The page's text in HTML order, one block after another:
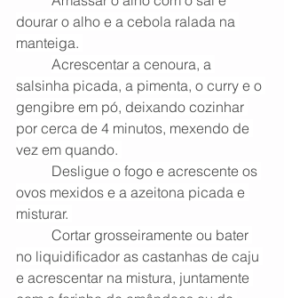
dourar o alho e a cebola ralada na
manteiga.
Acrescentar a cenoura, a
salsinha picada, a pimenta, o curry e o
gengibre em pó, deixando cozinhar
por cerca de 4 minutos, mexendo de
vez em quando.
Desligue o fogo e acrescente os
ovos mexidos e a azeitona picada e
misturar.
Cortar grosseiramente ou bater
no liquidificador as castanhas de caju
e acrescentar na mistura, juntamente